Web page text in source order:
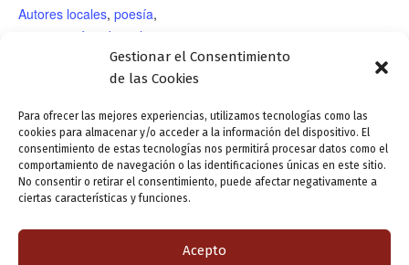
Gestionar el Consentimiento
de las Cookies
Para ofrecer las mejores experiencias, utilizamos tecnologías como las
cookies para almacenar y/o acceder a la información del dispositivo. El
consentimiento de estas tecnologías nos permitirá procesar datos como el
comportamiento de navegación o las identificaciones únicas en este sitio.
No consentir o retirar el consentimiento, puede afectar negativamente a
ciertas características y funciones.
Acepto
Autores locales, poesía,
presentación editorial
Conferencia: «El belén
escucha miradas», a cargo
de M.ª del Carmen González
Presentación editorial: «El maravilloso
viaje de Dante», de Esperanza Ortega
(textos) y Cintia Martín (ilustraciones)